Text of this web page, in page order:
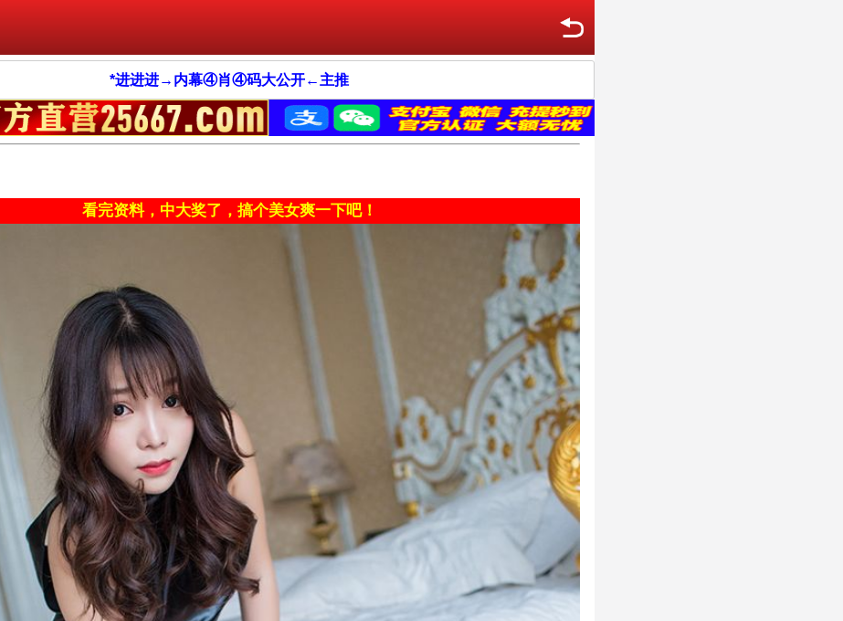
*进进进→内幕④肖④码大公开←主推
看完资料，中大奖了，搞个美女爽一下吧！